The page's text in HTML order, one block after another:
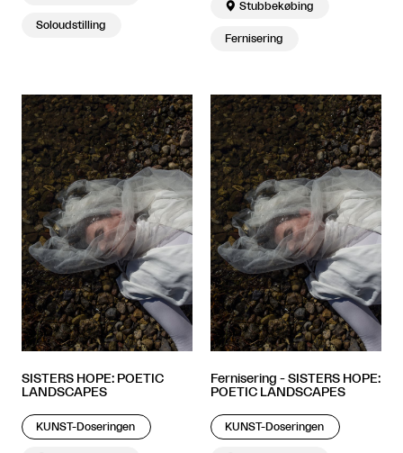
Soloudstilling
 Stubbekøbing
Fernisering
SISTERS HOPE: POETIC
LANDSCAPES
KUNST-Doseringen
Fernisering - SISTERS HOPE:
POETIC LANDSCAPES
KUNST-Doseringen